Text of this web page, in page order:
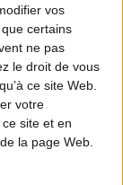
vos
certains
ne pas
le droit de vous
ce site Web.
votre
site et en
la page Web.